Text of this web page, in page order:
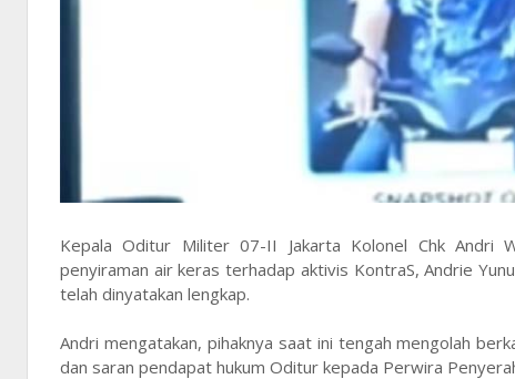
Kepala Oditur Militer 07-II Jakarta Kolonel Chk Andri
penyiraman air keras terhadap aktivis KontraS, Andrie
telah dinyatakan lengkap.
Andri mengatakan, pihaknya saat ini tengah mengolah
dan saran pendapat hukum Oditur kepada Perwira